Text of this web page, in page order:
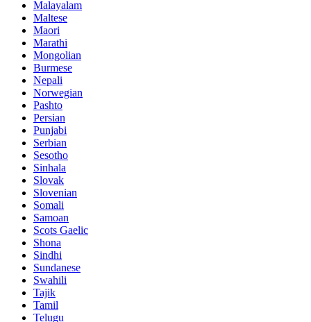
Malayalam
Maltese
Maori
Marathi
Mongolian
Burmese
Nepali
Norwegian
Pashto
Persian
Punjabi
Serbian
Sesotho
Sinhala
Slovak
Slovenian
Somali
Samoan
Scots Gaelic
Shona
Sindhi
Sundanese
Swahili
Tajik
Tamil
Telugu